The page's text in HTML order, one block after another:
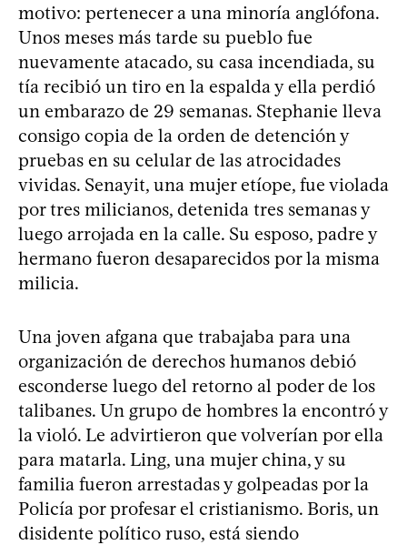
motivo: pertenecer a una minoría anglófona.
Unos meses más tarde su pueblo fue
nuevamente atacado, su casa incendiada, su
tía recibió un tiro en la espalda y ella perdió
un embarazo de 29 semanas. Stephanie lleva
consigo copia de la orden de detención y
pruebas en su celular de las atrocidades
vividas. Senayit, una mujer etíope, fue violada
por tres milicianos, detenida tres semanas y
luego arrojada en la calle. Su esposo, padre y
hermano fueron desaparecidos por la misma
milicia.
Una joven afgana que trabajaba para una
organización de derechos humanos debió
esconderse luego del retorno al poder de los
talibanes. Un grupo de hombres la encontró y
la violó. Le advirtieron que volverían por ella
para matarla. Ling, una mujer china, y su
familia fueron arrestadas y golpeadas por la
Policía por profesar el cristianismo. Boris, un
disidente político ruso, está siendo